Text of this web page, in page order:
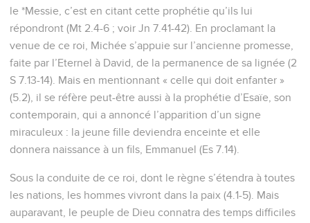
le *Messie, c’est en citant cette prophétie qu’ils lui
répondront (Mt 2.4-6 ; voir Jn 7.41-42). En proclamant la
venue de ce roi, Michée s’appuie sur l’ancienne promesse,
faite par l’Eternel à David, de la permanence de sa lignée (2
S 7.13-14). Mais en mentionnant « celle qui doit enfanter »
(5.2), il se réfère peut-être aussi à la prophétie d’Esaïe, son
contemporain, qui a annoncé l’apparition d’un signe
miraculeux : la jeune fille deviendra enceinte et elle
donnera naissance à un fils, Emmanuel (Es 7.14).
Sous la conduite de ce roi, dont le règne s’étendra à toutes
les nations, les hommes vivront dans la paix (4.1-5). Mais
auparavant, le peuple de Dieu connatra des temps difficiles